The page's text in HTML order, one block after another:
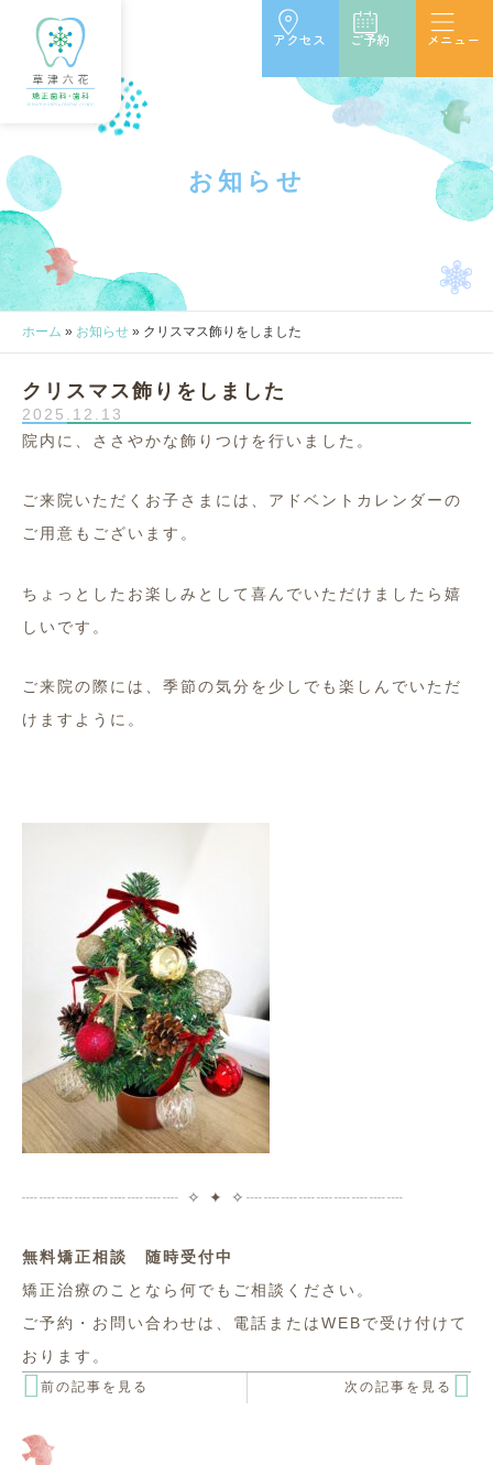
メニュー
アクセス ご予約
お 知 ら せ
ホーム » お知らせ » クリスマス飾りをしました
クリスマス飾りをしました
2025.12.13
院内に、ささやかな飾りつけを行いました。
ご来院いただくお子さまには、アドベントカレンダーの
ご用意もございます。
ちょっとしたお楽しみとして喜んでいただけましたら嬉
しいです。
ご来院の際には、季節の気分を少しでも楽しんでいただ
けますように。
┈┈┈┈┈┈┈┈┈ ✧ ✦ ✧┈┈┈┈┈┈┈┈┈
無料矯正相談 随時受付中
矯正治療のことなら何でもご相談ください。
ご予約・お問い合わせは、 電話またはWEBで受け付けて
おります。
前の記事を見る 次の記事を見る